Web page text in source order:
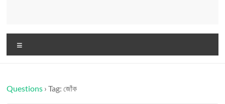
Questions ›Tag: জোঁক